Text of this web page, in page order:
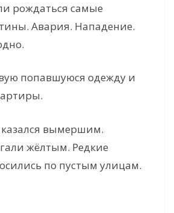
рождаться самые
Авария. Нападение.
попавшуюся одежду и
вымершим.
жёлтым. Редкие
по пустым улицам.